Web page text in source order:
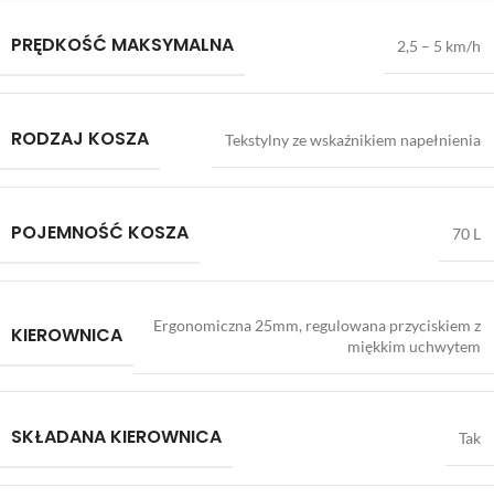
PRĘDKOŚĆ MAKSYMALNA 2,5 – 5 km/h
RODZAJ KOSZA Tekstylny ze wskaźnikiem napełnienia
POJEMNOŚĆ KOSZA 70 L
KIEROWNICA
Ergonomiczna 25mm, regulowana przyciskiem z
miękkim uchwytem
SKŁADANA KIEROWNICA Tak